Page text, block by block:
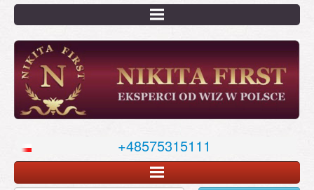
Перейти
основному
содержанию
+48575315111